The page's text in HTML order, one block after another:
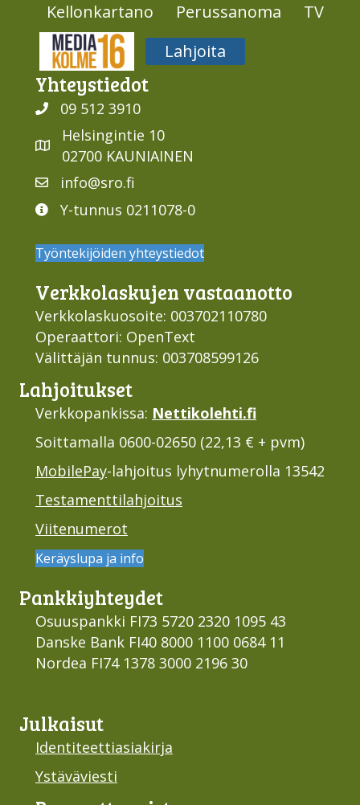
Kellonkartano
Perussanoma
TV
Media316
Lahjoita
Yhteys­tiedot
09 512 3910
Helsingintie 10
02700 KAUNIAINEN
info@sro.fi
Y-tunnus 0211078-0
Työntekijöiden yhteystiedot
Verkko­laskujen vastaan­otto
Verkkolaskuosoite: 003702110780
Operaattori: OpenText
Välittäjän tunnus: 003708599126
Lahjoi­tukset
Verkkopankissa: Nettikolehti.fi
Soittamalla 0600-02650 (22,13 € + pvm)
MobilePay-lahjoitus lyhytnumerolla 13542
Testamenttilahjoitus
Viitenumerot
Keräyslupa ja info
Pankki­yhteydet
Osuuspankki FI73 5720 2320 1095 43
Danske Bank FI40 8000 1100 0684 11
Nordea FI74 1378 3000 2196 30
Julkaisut
Identiteettiasiakirja
Ystäväviesti